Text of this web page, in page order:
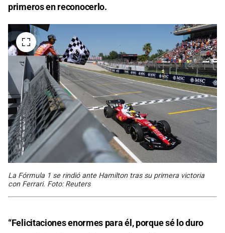
primeros en reconocerlo.
La Fórmula 1 se rindió ante Hamilton tras su primera victoria
con Ferrari. Foto: Reuters
“Felicitaciones enormes para él, porque sé lo duro